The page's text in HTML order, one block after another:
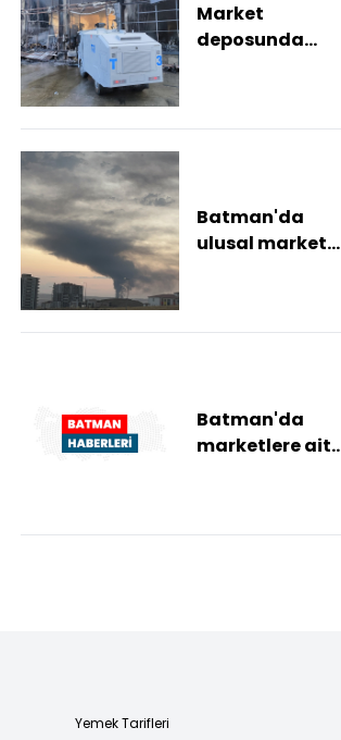
Market
deposunda
Batman'da
ulusal market
Batman'da
marketlere ait
Yemek Tarifleri